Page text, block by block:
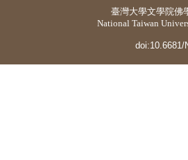
臺灣大學文學院佛
National Taiwan
doi:10.6681/